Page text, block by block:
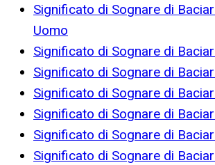
Significato di Sognare di
Uomo
Significato di Sognare di
Significato di Sognare di
Significato di Sognare di
Significato di Sognare di
Significato di Sognare di
Significato di Sognare di